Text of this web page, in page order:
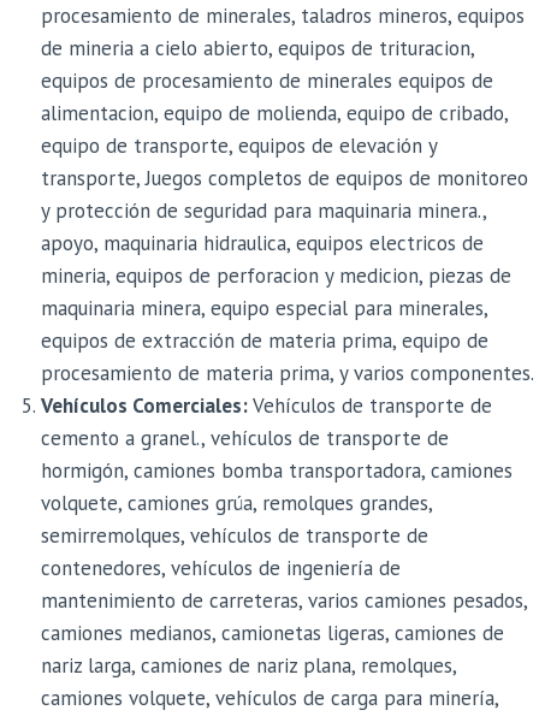
procesamiento de minerales, taladros mineros, equipos
de mineria a cielo abierto, equipos de trituracion,
equipos de procesamiento de minerales equipos de
alimentacion, equipo de molienda, equipo de cribado,
equipo de transporte, equipos de elevación y
transporte, Juegos completos de equipos de monitoreo
y protección de seguridad para maquinaria minera.,
apoyo, maquinaria hidraulica, equipos electricos de
mineria, equipos de perforacion y medicion, piezas de
maquinaria minera, equipo especial para minerales,
equipos de extracción de materia prima, equipo de
procesamiento de materia prima, y varios componentes.
Vehículos Comerciales:Vehículos de transporte de
cemento a granel., vehículos de transporte de
hormigón, camiones bomba transportadora, camiones
volquete, camiones grúa, remolques grandes,
semirremolques, vehículos de transporte de
contenedores, vehículos de ingeniería de
mantenimiento de carreteras, varios camiones pesados,
camiones medianos, camionetas ligeras, camiones de
nariz larga, camiones de nariz plana, remolques,
camiones volquete, vehículos de carga para minería,